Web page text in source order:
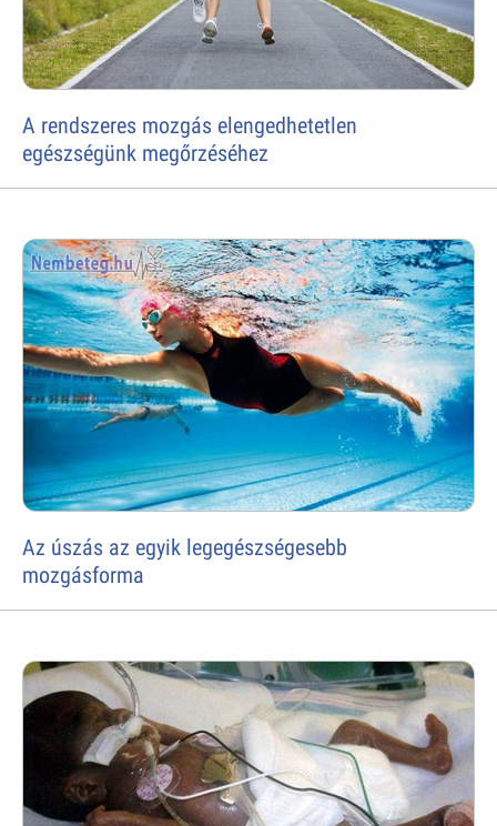
A rendszeres mozgás elengedhetetlen
egészségünk megőrzéséhez
Az úszás az egyik legegészségesebb
mozgásforma